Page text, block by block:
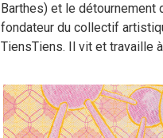
Barthes) et le
fondateur du collectif
TiensTiens. Il vit et travaille à